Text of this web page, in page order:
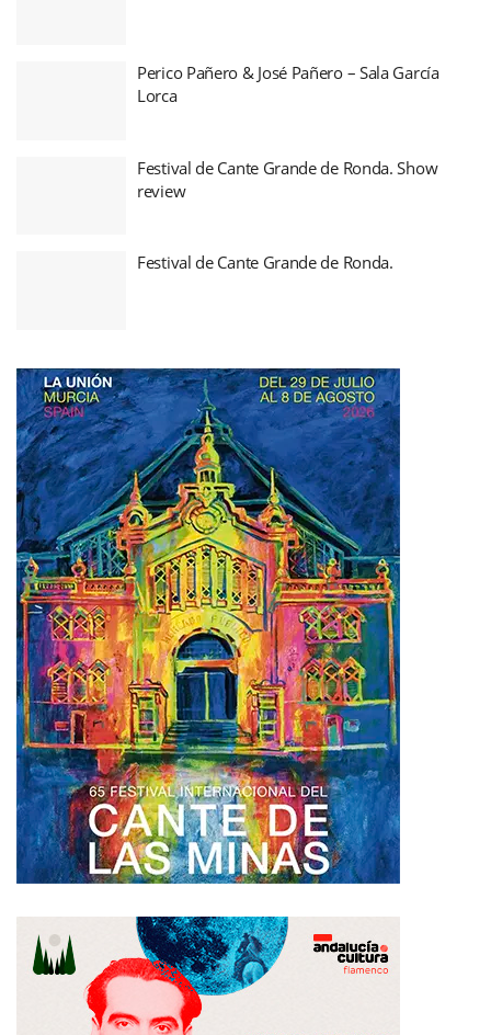
Perico Pañero & José Pañero – Sala García
Lorca
Festival de Cante Grande de Ronda. Show
review
Festival de Cante Grande de Ronda.